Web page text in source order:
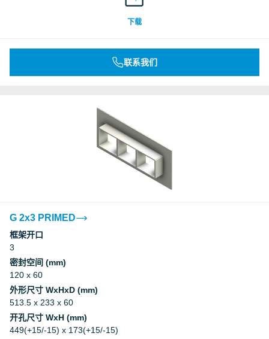
Underwriters Laboratories Inc.
Underwriters Laboratories Inc.
Underwriters Laboratories Inc.
Deutsches Institut für Bautechnik, DIBt
Deutsches Institut für Bautechnik, DIBt
下载
联系我们
G 2x3 PRIMED
框架开口
3
密封空间 (mm)
120 x 60
外形尺寸 WxHxD (mm)
513.5 x 233 x 60
开孔尺寸 WxH (mm)
449(+15/-15) x 173(+15/-15)